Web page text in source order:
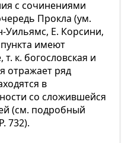
с сочинениями
Прокла (ум.
Уильямс, Е. Корсини,
имеют
к. богословская и
отражает ряд
в
со сложившейся
(см. подробный
732).